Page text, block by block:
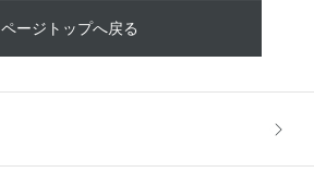
ページトップへ戻る